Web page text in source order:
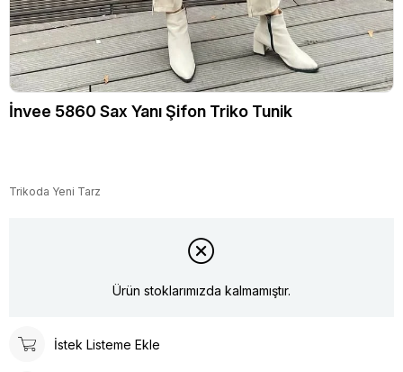
İnvee 5860 Sax Yanı Şifon Triko Tunik
Trikoda Yeni Tarz
Ürün stoklarımızda kalmamıştır.
İstek Listeme Ekle